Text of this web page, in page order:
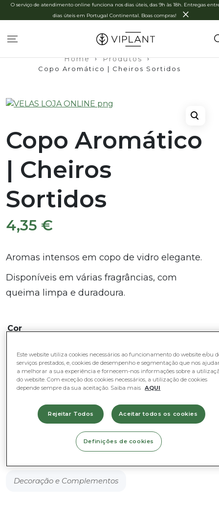
O serviço de atendimento online funciona nos dias úteis, das 9h às 18h. Entregas
dias úteis em Portugal Continental. Boas compras!
×
Home › Produtos
›
Copo Aromático | Cheiros Sortidos
Copo Aromático
| Cheiros
Sortidos
4,35 €
Aromas intensos em copo de vidro elegante.
Disponíveis em várias fragrâncias, com
queima limpa e duradoura.
Cor
Quantidade
Quantidade
Aromático
- +
Adicionar ao Cesto
Decoração e Complementos
Este website utiliza cookies necessários ao funcionamento do website e/ou
serviços prestados, e, cookies de desempenho e segmentação que nos
a melhorar a sua experiência e fornecem-nos informações sobre a
do website. Com exceção dos cookies necessários, a utilização de cookies
depende sempre da sua aceitação. Saiba mais
AQUI
Rejeitar Todos Aceitar todos os cookies
Definições de cookies